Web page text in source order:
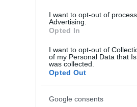
I want to opt-out of
Advertising.
Opted In
I want to opt-out of
of my Personal Data that
was collected.
Opted Out
Google consents